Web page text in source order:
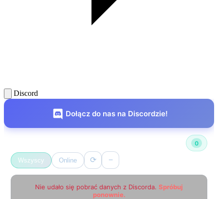
Discord
Dołącz do nas na Discordzie!
0
Wszyscy Online ⟳ −
Nie udało się pobrać danych z Discorda. Spróbuj
ponownie.